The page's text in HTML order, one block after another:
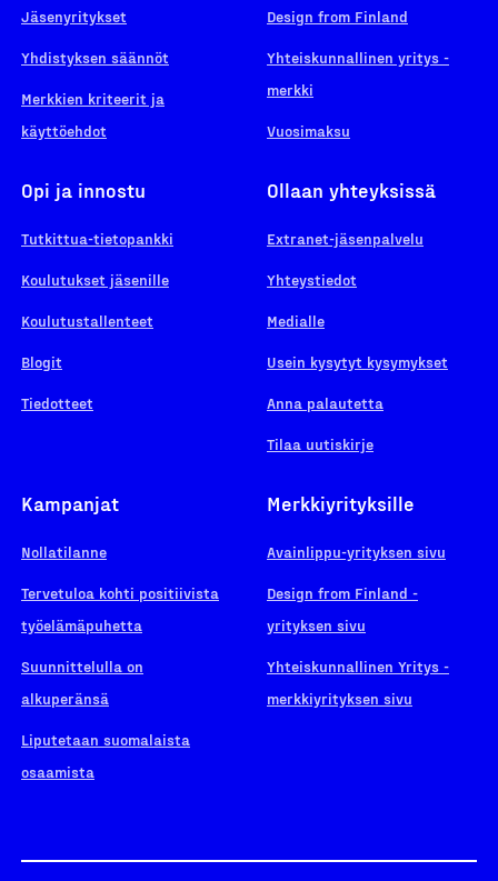
Jäsenyritykset
Yhdistyksen säännöt
Merkkien kriteerit ja
käyttöehdot
Design from Finland
Yhteiskunnallinen yritys -
merkki
Vuosimaksu
Opi ja innostu
Tutkittua-tietopankki
Koulutukset jäsenille
Koulutustallenteet
Blogit
Tiedotteet
Ollaan yhteyksissä
Extranet-jäsenpalvelu
Yhteystiedot
Medialle
Usein kysytyt kysymykset
Anna palautetta
Tilaa uutiskirje
Kampanjat
Nollatilanne
Tervetuloa kohti positiivista
työelämäpuhetta
Suunnittelulla on
alkuperänsä
Liputetaan suomalaista
osaamista
Merkkiyrityksille
Avainlippu-yrityksen sivu
Design from Finland -
yrityksen sivu
Yhteiskunnallinen Yritys -
merkkiyrityksen sivu